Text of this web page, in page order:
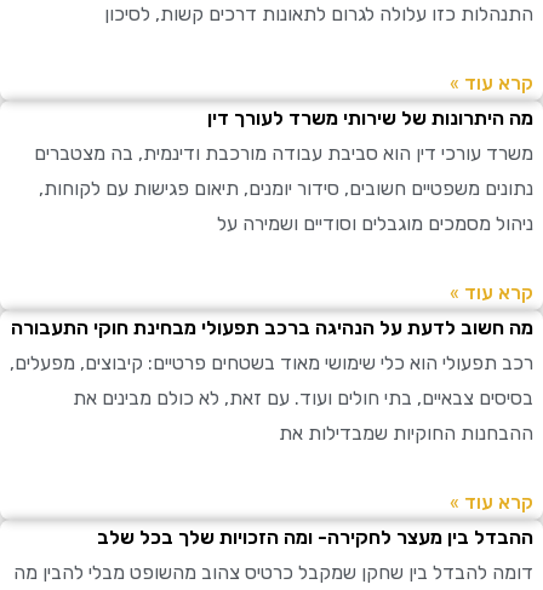
כזו עלולה לגרום לתאונות דרכים קשות, לסיכון
»
של שירותי משרד לעורך דין
עורכי דין הוא סביבת עבודה מורכבת ודינמית, בה מצטברים
משפטיים חשובים, סידור יומנים, תיאום פגישות עם לקוחות,
מסמכים מוגבלים וסודיים ושמירה על
»
לדעת על הנהיגה ברכב תפעולי מבחינת חוקי התעבורה
הוא כלי שימושי מאוד בשטחים פרטיים: קיבוצים, מפעלים,
צבאיים, בתי חולים ועוד. עם זאת, לא כולם מבינים את
החוקיות שמבדילות את
»
בין מעצר לחקירה- ומה הזכויות שלך בכל שלב
להבדל בין שחקן שמקבל כרטיס צהוב מהשופט מבלי להבין מה